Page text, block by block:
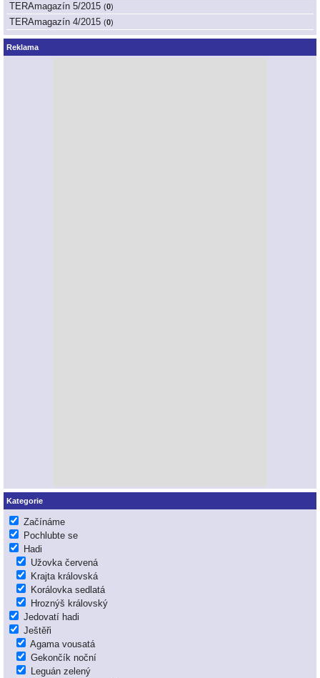
TERAmagazín 5/2015 (0)
TERAmagazín 4/2015 (0)
Reklama
Kategorie
Začínáme
Pochlubte se
Hadi
Užovka červená
Krajta královská
Korálovka sedlatá
Hroznýš královský
Jedovatí hadi
Ještěři
Agama vousatá
Gekončík noční
Leguán zelený